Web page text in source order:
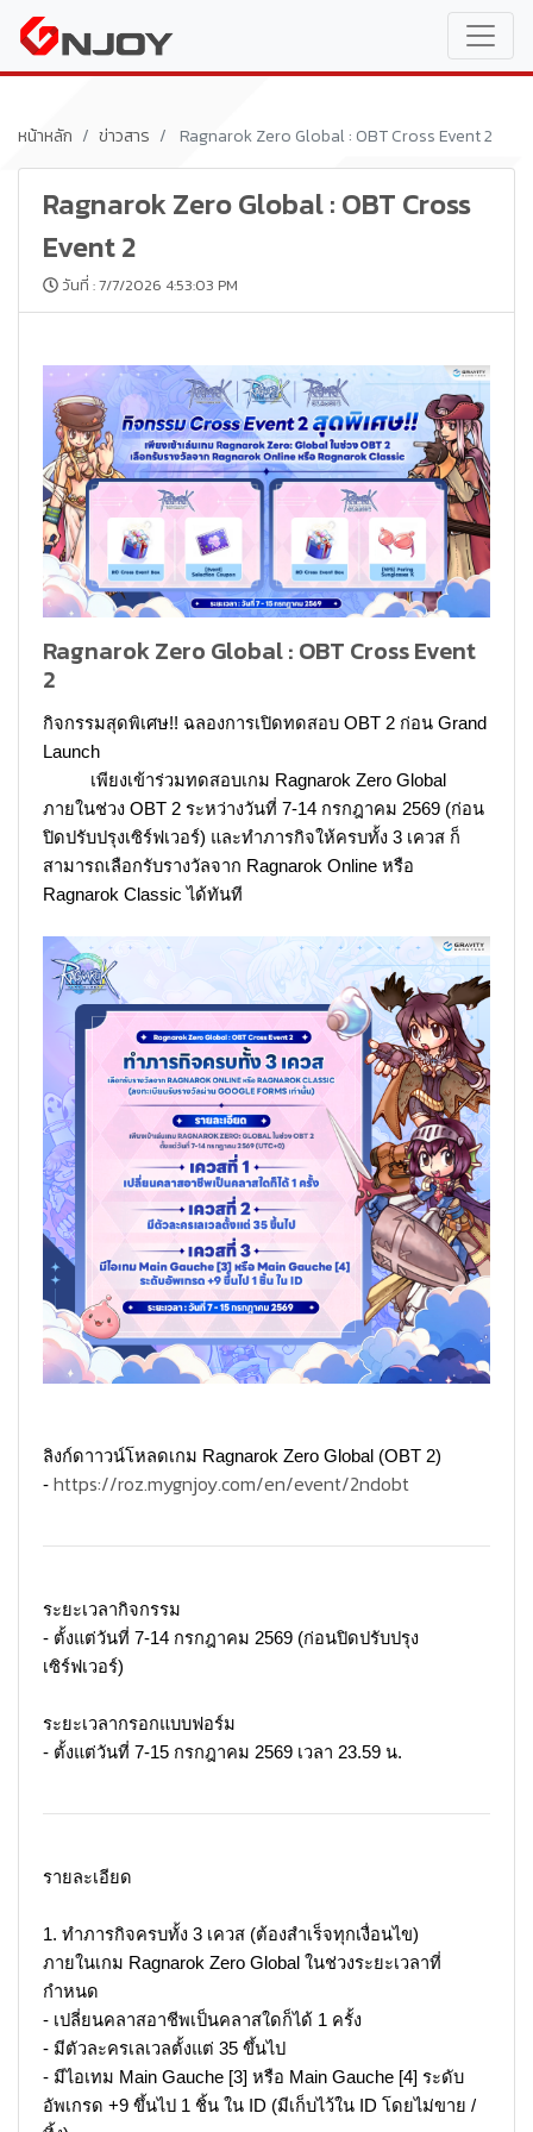
หน้าหลัก ข่าวสาร Ragnarok Zero Global : OBT Cross Event 2
Ragnarok Zero Global : OBT Cross
Event 2
วันที่ : 7/7/2026 4:53:03 PM
Ragnarok Zero Global : OBT Cross Event
2
กิจกรรมสุดพิเศษ!! ฉลองการเปิดทดสอบ OBT 2 ก่อน Grand
Launch
เพียงเข้าร่วมทดสอบเกม Ragnarok Zero Global
ภายในช่วง OBT 2 ระหว่างวันที่ 7-14 กรกฎาคม 2569 (ก่อน
ปิดปรับปรุงเซิร์ฟเวอร์) และทำภารกิจให้ครบทั้ง 3 เควส ก็
สามารถเลือกรับรางวัลจาก Ragnarok Online หรือ
Ragnarok Classic ได้ทันที
ลิงก์ดาาวน์โหลดเกม Ragnarok Zero Global (OBT 2)
- https://roz.mygnjoy.com/en/event/2ndobt
ระยะเวลากิจกรรม
- ตั้งแต่วันที่ 7-14 กรกฎาคม 2569 (ก่อนปิดปรับปรุง
เซิร์ฟเวอร์)
ระยะเวลากรอกแบบฟอร์ม
- ตั้งแต่วันที่ 7-15 กรกฎาคม 2569 เวลา 23.59 น.
รายละเอียด
1. ทำภารกิจครบทั้ง 3 เควส (ต้องสำเร็จทุกเงื่อนไข)
ภายในเกม Ragnarok Zero Global ในช่วงระยะเวลาที่
กำหนด
- เปลี่ยนคลาสอาชีพเป็นคลาสใดก็ได้ 1 ครั้ง
- มีตัวละครเลเวลตั้งแต่ 35 ขึ้นไป
- มีไอเทม Main Gauche [3] หรือ Main Gauche [4] ระดับ
อัพเกรด +9 ขึ้นไป 1 ชิ้น ใน ID (มีเก็บไว้ใน ID โดยไม่ขาย /